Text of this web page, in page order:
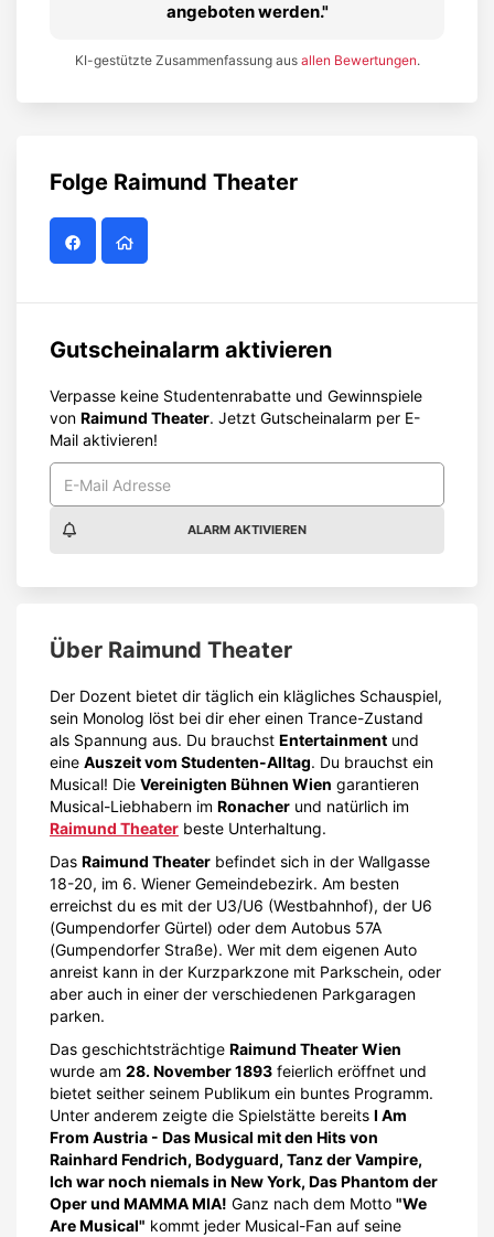
angeboten werden.
KI-gestützte Zusammenfassung aus allen Bewertungen.
Folge Raimund Theater
Gutscheinalarm aktivieren
Verpasse keine Studentenrabatte und Gewinnspiele
von Raimund Theater. Jetzt Gutscheinalarm per E-
Mail aktivieren!
ALARM AKTIVIEREN
Über Raimund Theater
Der Dozent bietet dir täglich ein klägliches Schauspiel,
sein Monolog löst bei dir eher einen Trance-Zustand
als Spannung aus. Du brauchst Entertainment und
eine Auszeit vom Studenten-Alltag. Du brauchst ein
Musical! Die Vereinigten Bühnen Wien garantieren
Musical-Liebhabern im Ronacher und natürlich im
Raimund Theater beste Unterhaltung.
Das Raimund Theater befindet sich in der Wallgasse
18-20, im 6. Wiener Gemeindebezirk. Am besten
erreichst du es mit der U3/U6 (Westbahnhof), der U6
(Gumpendorfer Gürtel) oder dem Autobus 57A
(Gumpendorfer Straße). Wer mit dem eigenen Auto
anreist kann in der Kurzparkzone mit Parkschein, oder
aber auch in einer der verschiedenen Parkgaragen
parken.
Das geschichtsträchtige Raimund Theater Wien
wurde am 28. November 1893 feierlich eröffnet und
bietet seither seinem Publikum ein buntes Programm.
Unter anderem zeigte die Spielstätte bereits I Am
From Austria - Das Musical mit den Hits von
Rainhard Fendrich, Bodyguard, Tanz der Vampire,
Ich war noch niemals in New York, Das Phantom der
Oper und MAMMA MIA! Ganz nach dem Motto "We
Are Musical" kommt jeder Musical-Fan auf seine